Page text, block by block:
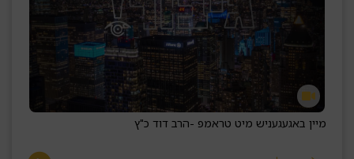
מיין באגעגעניש מיט טראמפ -הרב דוד כ"ץ